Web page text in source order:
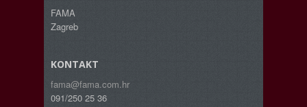
FAMA
Zagreb
KONTAKT
fama@fama.com.hr
091/250 25 36